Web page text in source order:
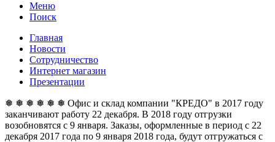
Меню
Поиск
Главная
Новости
Сотрудничество
Интернет магазин
Презентации
❅ ❅ ❅ ❅ ❅ ❅ Офис и склад компании "КРЕДО" в 2017 году
заканчивают работу 22 декабря. В 2018 году отгрузки
возобновятся с 9 января. Заказы, оформленные в период с 22
декабря 2017 года по 9 января 2018 года, будут отгружаться с